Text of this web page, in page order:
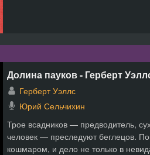
Долина пауков - Герберт
Герберт Уэллс
Юрий Сельчихин
Трое всадников — предводитель,
человек — преследуют беглецов.
кошмаром, и дело не только в